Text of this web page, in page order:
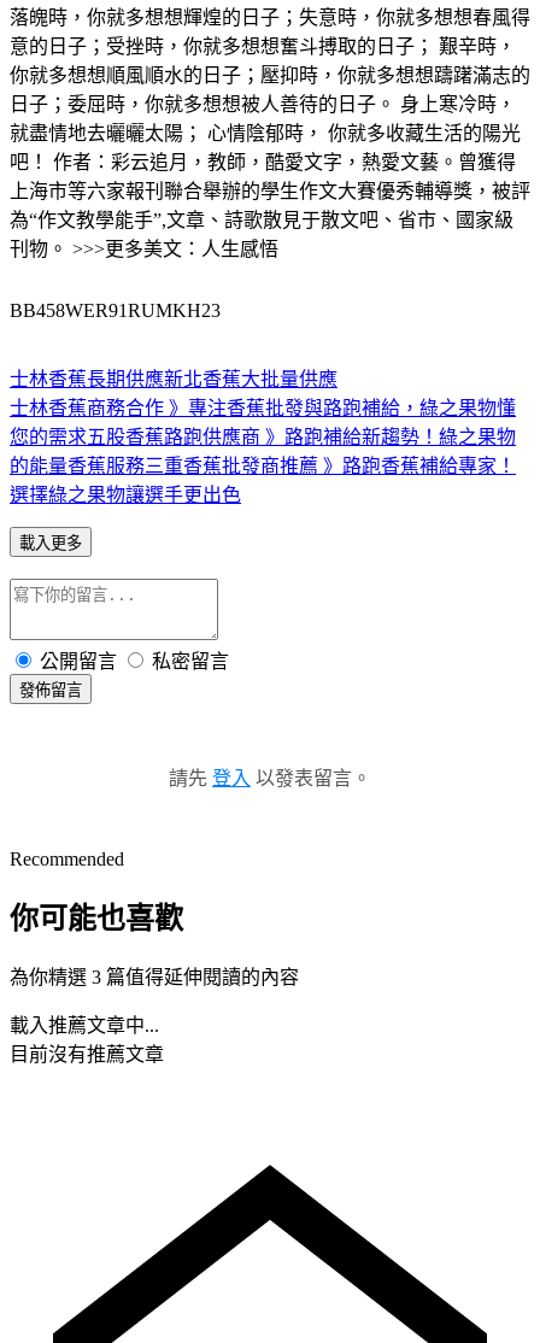
落魄時，你就多想想輝煌的日子；失意時，你就多想想春風得
意的日子；受挫時，你就多想想奮斗搏取的日子； 艱辛時，
你就多想想順風順水的日子；壓抑時，你就多想想躊躇滿志的
日子；委屈時，你就多想想被人善待的日子。 身上寒冷時，
就盡情地去曬曬太陽； 心情陰郁時， 你就多收藏生活的陽光
吧！ 作者：彩云追月，教師，酷愛文字，熱愛文藝。曾獲得
上海市等六家報刊聯合舉辦的學生作文大賽優秀輔導獎，被評
為“作文教學能手”,文章、詩歌散見于散文吧、省市、國家級
刊物。 >>>更多美文：人生感悟
BB458WER91RUMKH23
士林香蕉長期供應新北香蕉大批量供應
士林香蕉商務合作 》專注香蕉批發與路跑補給，綠之果物懂
您的需求五股香蕉路跑供應商 》路跑補給新趨勢！綠之果物
的能量香蕉服務三重香蕉批發商推薦 》路跑香蕉補給專家！
選擇綠之果物讓選手更出色
載入更多
公開留言 私密留言
發佈留言
請先 登入 以發表留言。
Recommended
你可能也喜歡
為你精選 3 篇值得延伸閱讀的內容
載入推薦文章中...
目前沒有推薦文章